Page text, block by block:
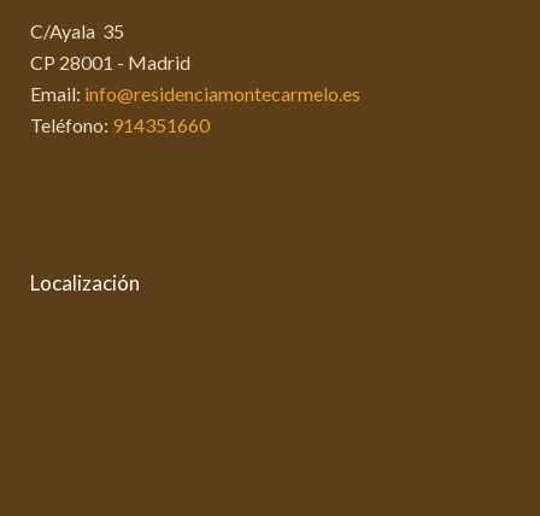
C/Ayala 35
CP 28001 - Madrid
Email: info@residenciamontecarmelo.es
Teléfono: 914351660
Localización